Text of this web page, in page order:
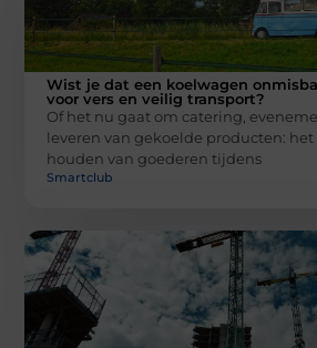
Wist je dat een koelwagen
voor vers en veilig transport?
Of het nu gaat om catering,
leveren van gekoelde producten:
houden van goederen tijdens
Smartclub